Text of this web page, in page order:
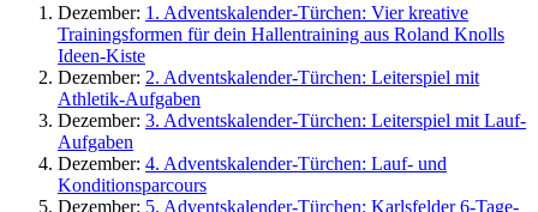
Dezember: 1. Adventskalender-Türchen: Vier kreative
Trainingsformen für dein Hallentraining aus Roland Knolls
Ideen-Kiste
Dezember: 2. Adventskalender-Türchen: Leiterspiel mit
Athletik-Aufgaben
Dezember: 3. Adventskalender-Türchen: Leiterspiel mit Lauf-
Aufgaben
Dezember: 4. Adventskalender-Türchen: Lauf- und
Konditionsparcours
Dezember: 5. Adventskalender-Türchen: Karlsfelder 6-Tage-